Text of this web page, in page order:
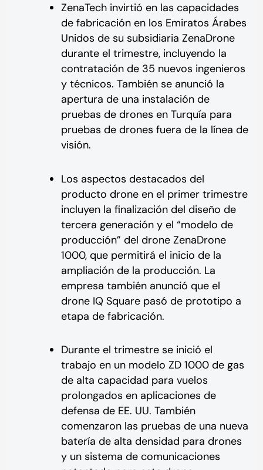
ZenaTech invirtió en las capacidades
de fabricación en los Emiratos Árabes
Unidos de su subsidiaria ZenaDrone
durante el trimestre, incluyendo la
contratación de 35 nuevos ingenieros
y técnicos. También se anunció la
apertura de una instalación de
pruebas de drones en Turquía para
pruebas de drones fuera de la línea de
visión.
Los aspectos destacados del
producto drone en el primer trimestre
incluyen la finalización del diseño de
tercera generación y el “modelo de
producción” del drone ZenaDrone
1000, que permitirá el inicio de la
ampliación de la producción. La
empresa también anunció que el
drone IQ Square pasó de prototipo a
etapa de fabricación.
Durante el trimestre se inició el
trabajo en un modelo ZD 1000 de gas
de alta capacidad para vuelos
prolongados en aplicaciones de
defensa de EE. UU. También
comenzaron las pruebas de una nueva
batería de alta densidad para drones
y un sistema de comunicaciones